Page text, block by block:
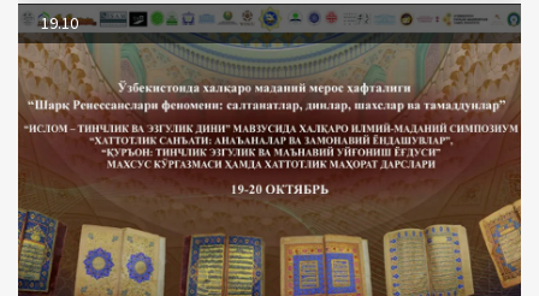
19.10